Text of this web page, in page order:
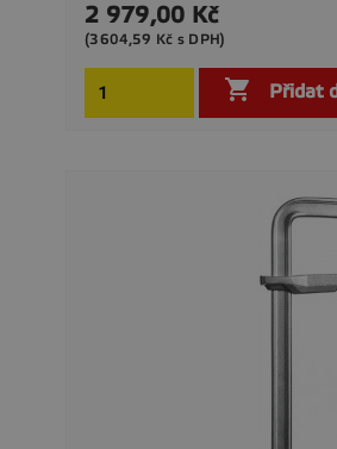
Cena
2 979,00 Kč
(3604,59 Kč s DPH)
 Přidat